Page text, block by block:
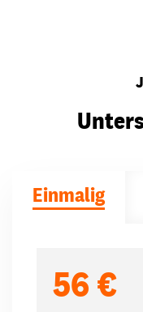
Einmalig
56 €